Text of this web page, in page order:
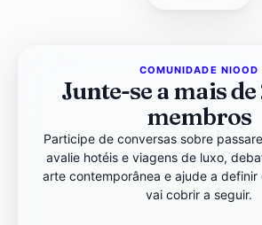
COMUNIDADE NIOOD
Junte-se a mais
membros
Participe de conversas sobre
avalie hotéis e viagens de luxo,
arte contemporânea e ajude a definir
vai cobrir a seguir.